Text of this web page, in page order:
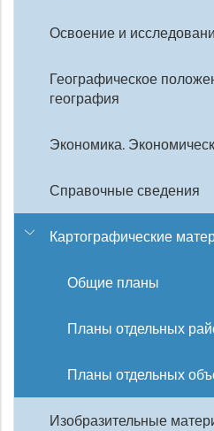
Освоение и
Географическое
география
Экономика.
Справочные сведения
Картографические
Общие планы
Планы отдельных
Планы отдельных
Изобразительные